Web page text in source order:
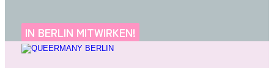
IN BERLIN MITWIRKEN!